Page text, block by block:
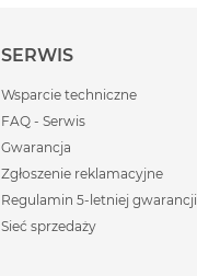
SERWIS
Wsparcie techniczne
FAQ - Serwis
Gwarancja
Zgłoszenie reklamacyjne
Regulamin 5-letniej gwarancji
Sieć sprzedaży